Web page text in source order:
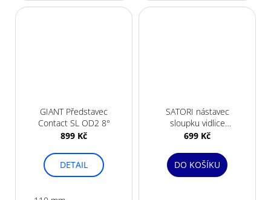
GIANT Představec
Contact SL OD2 8°
899 Kč
DETAIL
SATORI nástavec
sloupku vidlice
Ahead 1 1/8" černý
699 Kč
DO KOŠÍKU